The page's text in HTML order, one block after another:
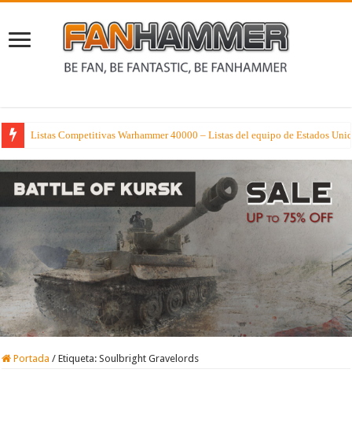
La semana que viene los tipejos con más hambre de Age of Sigmar reciben
Portada / Etiqueta:Soulbright Gravelords